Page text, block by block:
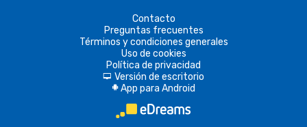
Contacto
Preguntas frecuentes
Términos y condiciones generales
Uso de cookies
Política de privacidad
d Versión de escritorio
A App para Android